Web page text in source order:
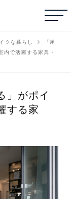
クな暮らし
「屋
内で活躍する家具・
」がポイ
する家